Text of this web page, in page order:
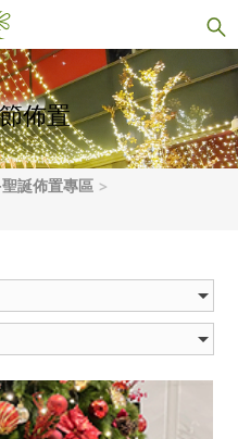
佈置
誕佈置專區